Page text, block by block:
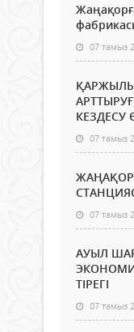
07 тамыз
КЕЗДЕСУ
07 тамыз
07 тамыз
АУЫЛ
ТІРЕГІ
07 тамыз